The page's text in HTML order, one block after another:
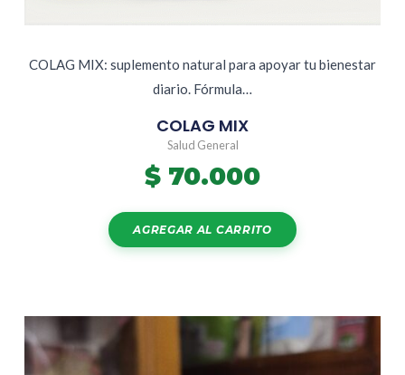
COLAG MIX: suplemento natural para apoyar tu bienestar
diario. Fórmula…
COLAG MIX
Salud General
$ 70.000
AGREGAR AL CARRITO